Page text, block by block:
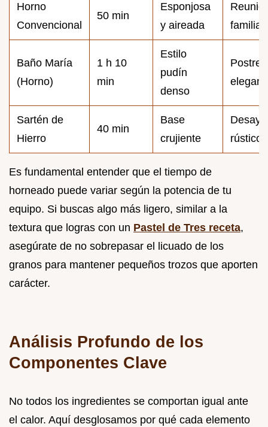
Horno
Convencional
50 min
Esponjosa
y aireada
Baño María
(Horno)
1 h 10
min
Estilo
pudín
denso
Postres
Sartén de
Hierro
40 min
Base
crujiente
rústico
Es fundamental entender que el tiempo de
horneado puede variar según la potencia de tu
equipo. Si buscas algo más ligero, similar a la
textura que logras con un Pastel de Tres receta,
asegúrate de no sobrepasar el licuado de los
granos para mantener pequeños trozos que aporten
carácter.
Análisis Profundo de los
Componentes Clave
No todos los ingredientes se comportan igual ante
el calor. Aquí desglosamos por qué cada elemento